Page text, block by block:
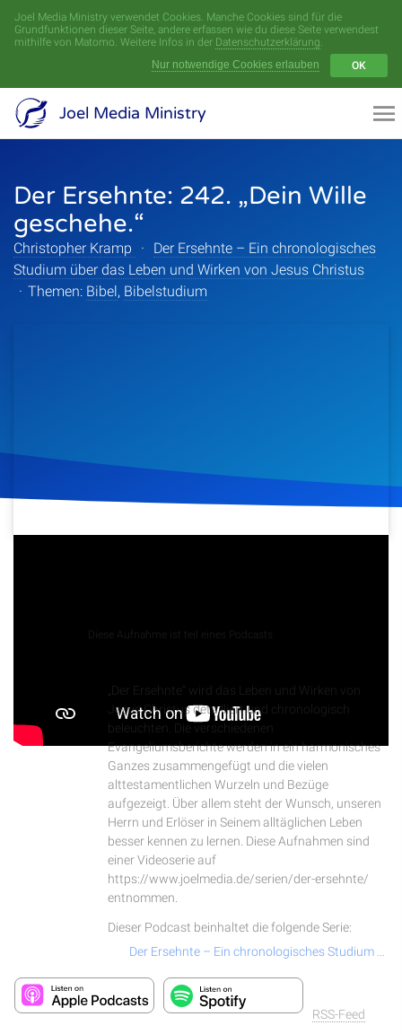
Joel Media Ministry verwendet Cookies. Manche Cookies sind für die
Grundfunktionen dieser Seite, andere erfassen wie du diese Seite verwendest
mithilfe von Matomo. Weitere Infos in der Datenschutzerklärung.
Nur notwendige Cookies erlauben
OK
Joel Media Ministry
Der Ersehnte: 242. „Dein Wille
geschehe.“
Christopher Kramp ·
Der Ersehnte – Ein chronologisches
Studium über das Leben und Wirken von Jesus Christus
· Themen: Bibel, Bibelstudium
Diese Aufnahme ist teil eines Podcasts
„Der Ersehnte“ wird das Leben und Wirken von
Jesus Christus detailliert und chronologisch
beleuchten. Die verschiedenen
Evangeliumsberichte werden in ein harmonisches
Ganzes zusammengefügt und die vielen
alttestamentlichen Wurzeln und Bezüge
aufgezeigt. Über allem steht der Wunsch, unseren
Herrn und Erlöser in Seinem alltäglichen Leben
besser kennen zu lernen. Diese Aufnahmen sind
einer Videoserie auf
https://www.joelmedia.de/serien/der-ersehnte/
entnommen.
Dieser Podcast beinhaltet die folgende Serie:
RSS-Feed
Menü
Videoarchiv
Serien
Themen
Kontakt